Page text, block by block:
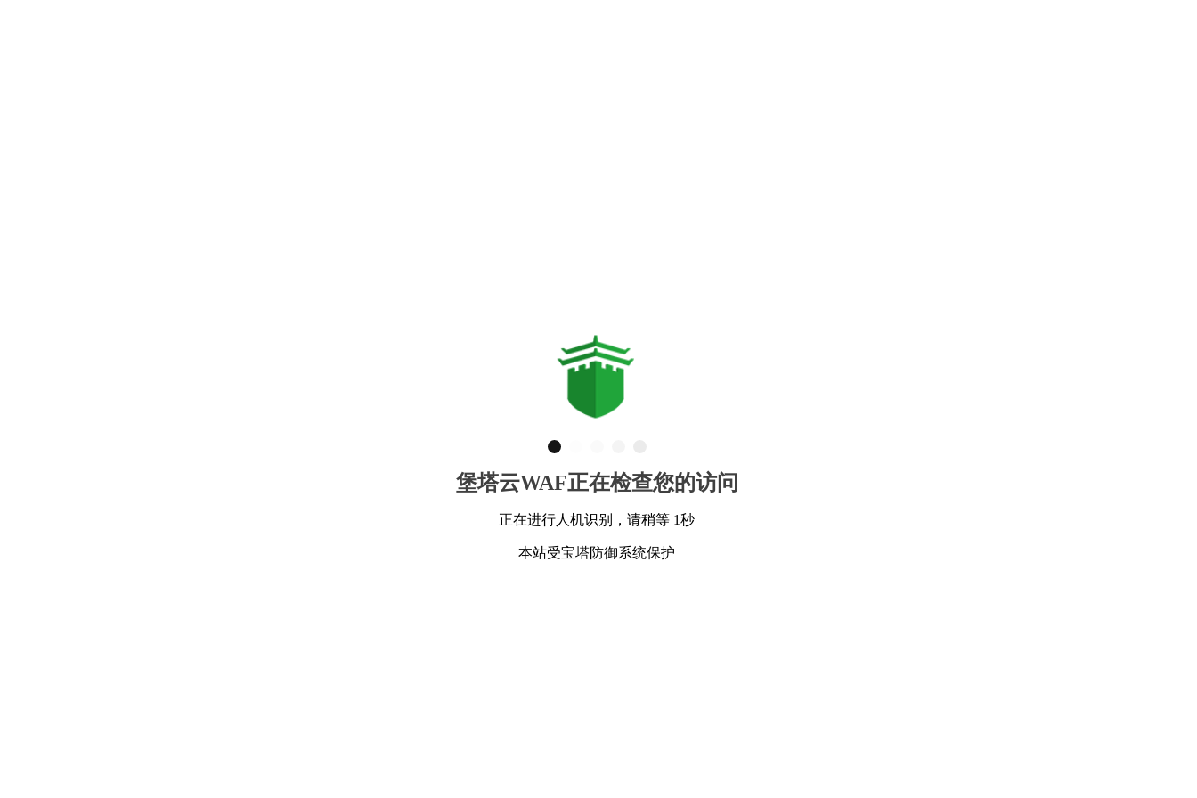
堡塔云WAF正在检查您的访问
正在进行人机识别，请稍等 1秒
本站受宝塔防御系统保护